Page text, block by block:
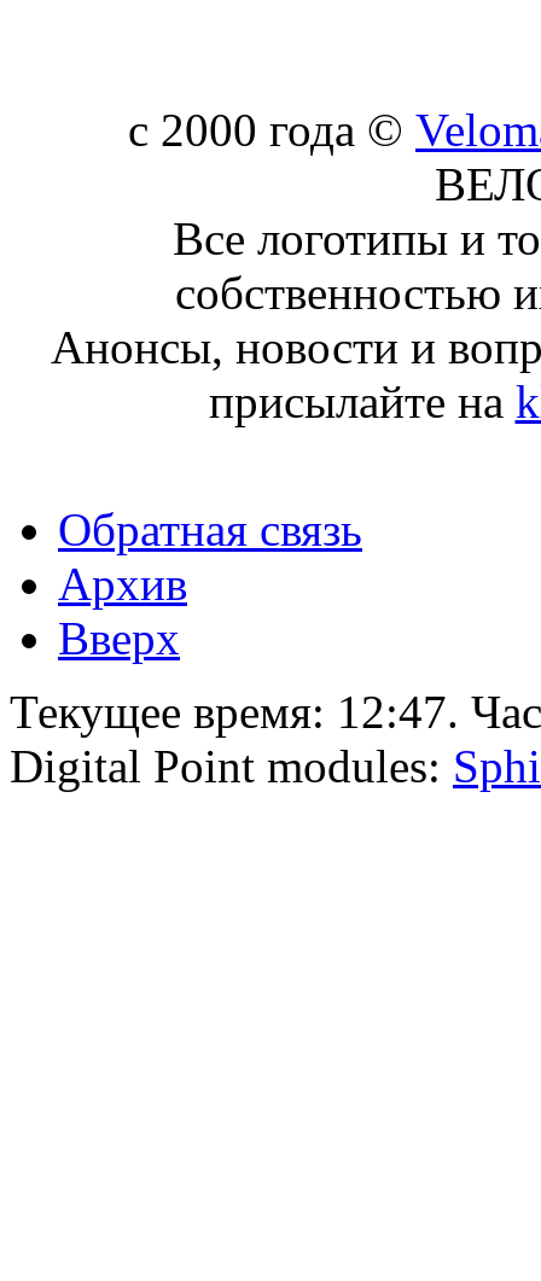
c 2000 года ©
Все логотипы и
собственностью
Анонсы, новости и
присылайте на
Обратная связь
Архив
Вверх
Текущее время: 12:47.
Digital Point modules: